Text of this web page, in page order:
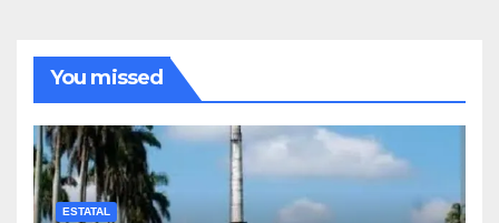
You missed
ESTATAL